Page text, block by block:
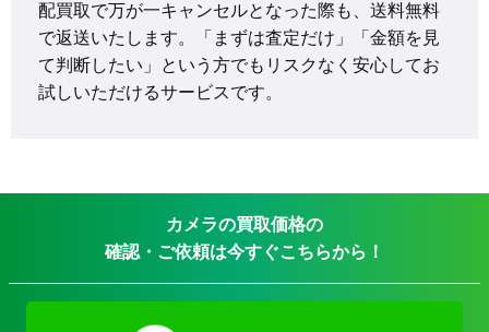
配買取で万が一キャンセルとなった際も、送料無料
で返送いたします。「まずは査定だけ」「金額を見
て判断したい」という方でもリスクなく安心してお
試しいただけるサービスです。
カメラの買取価格の
確認・ご依頼は今すぐこちらから！